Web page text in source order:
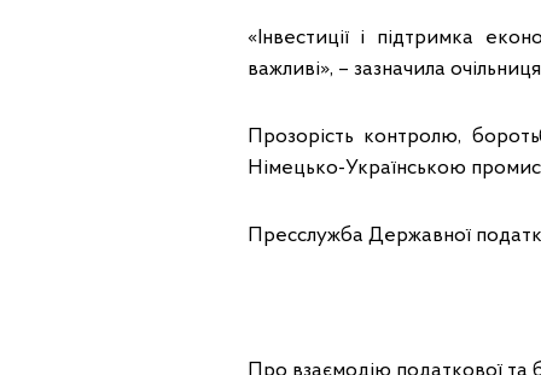
«Інвестиції і підтримка
важливі», – зазначила
Прозорість контролю,
Німецько-Українською
Пресслужба Державної
Про взаємодію податкової та